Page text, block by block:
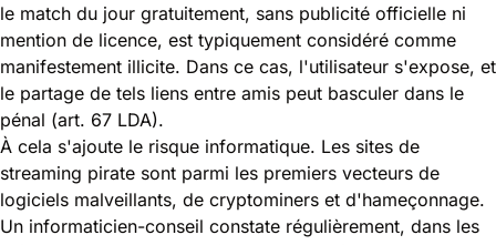
le match du jour gratuitement, sans publicité officielle ni
mention de licence, est typiquement considéré comme
manifestement illicite. Dans ce cas, l'utilisateur s'expose, et
le partage de tels liens entre amis peut basculer dans le
pénal (art. 67 LDA).
À cela s'ajoute le risque informatique. Les sites de
streaming pirate sont parmi les premiers vecteurs de
logiciels malveillants, de cryptominers et d'hameçonnage.
Un informaticien-conseil constate régulièrement, dans les